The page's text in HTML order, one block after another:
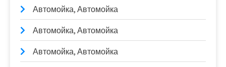
Автомойка, Автомойка
Автомойка, Автомойка
Автомойка, Автомойка